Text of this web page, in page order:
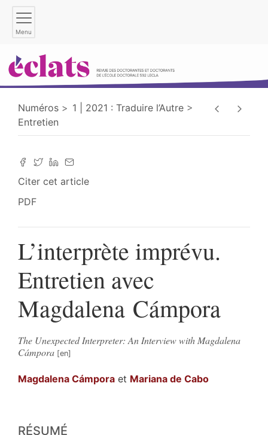
Menu
Numéros
1 | 2021 : Traduire l’Autre
Entretien
Citer cet article
PDF
L’interprète imprévu.
Entretien avec
Magdalena Cámpora
The Unexpected Interpreter: An Interview with Magdalena
Cámpora
Magdalena Cámpora et Mariana de Cabo
Texte
RÉSUMÉ